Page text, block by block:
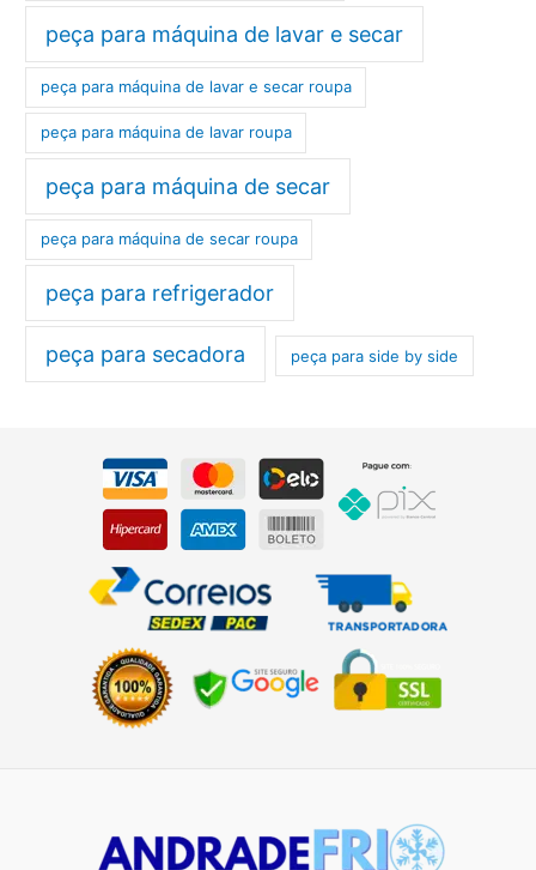
peça para máquina de lavar e secar
peça para máquina de lavar e secar roupa
peça para máquina de lavar roupa
peça para máquina de secar
peça para máquina de secar roupa
peça para refrigerador
peça para secadora peça para side by side